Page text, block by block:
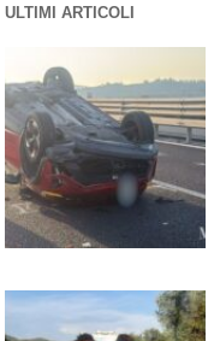
ULTIMI ARTICOLI